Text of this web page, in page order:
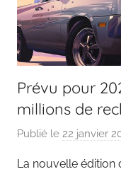
Prévu pour
millions de
Publié le 22 janvier
La nouvelle édition